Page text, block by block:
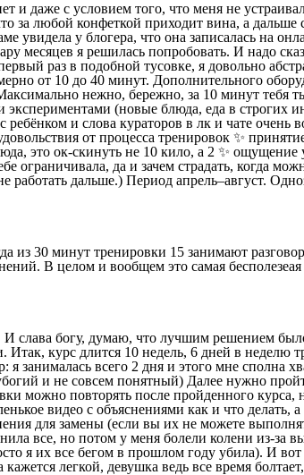
и даже с условием того, что меня не
за любой конфеткой приходит вина, а дальше
увидела у блогера, что она записалась на
месяцев я решилась попробовать. И надо
раз в подобной тусовке, я довольно
от 10 до 40 минут. Дополнительного
нежно, бережно, за 10 минут тебя
(новые блюда, еда в строгих
и слова кураторов в лк и чате очень
от процесса тренировок ✨
это ок-скинуть не 10 кило, а 2 ✨
ограничивала, да и зачем страдать, когда
дальше.) Период апрель–август.
30 минут тренировки 15 занимают
В целом и вообщем это самая
слава богу, думаю, что лучшим решением
Итак, курс длится 10 недель, 6 дней в
всего 2 дня и этого мне сполна
и не совсем понятный) Далее нужно
можно повторять после пройденного
видео с объяснениями как и что делать,
для замены (если вы их не можете
все, но потом у меня болели колени из-за
я их все бегом в прошлом году убила). И
легкой, девушка ведь все время